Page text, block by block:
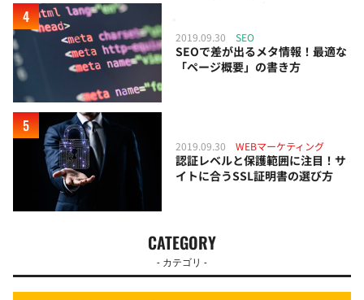
2019.09.30 SEO
SEOで差が出るメタ情報！最適な
「ページ概要」の書き方
2019.09.30 WEBマーケティング
認証レベルと保護範囲に注目！サ
イトに合うSSL証明書の選び方
CATEGORY
- カテゴリ -